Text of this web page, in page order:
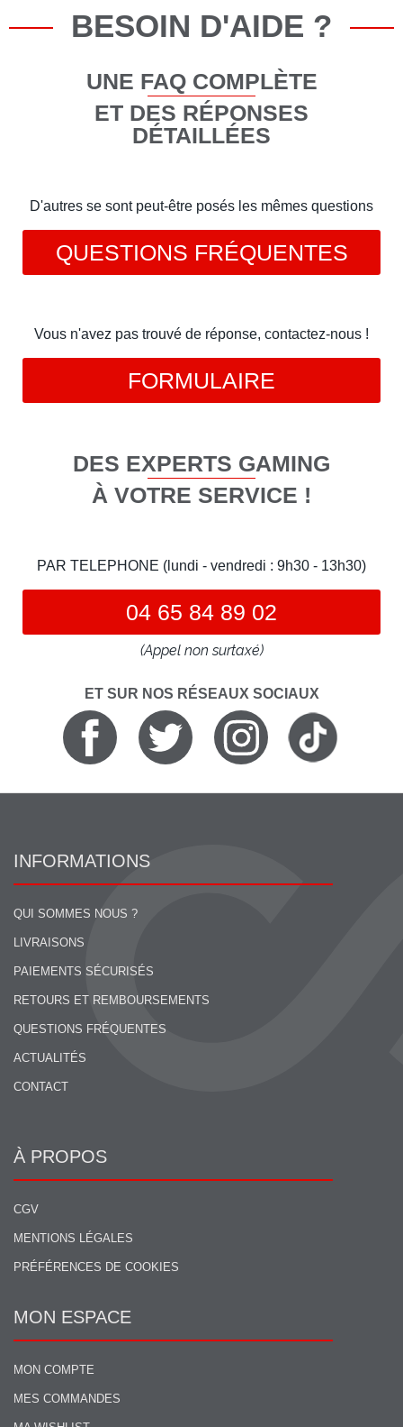
BESOIN D'AIDE ?
UNE FAQ COMPLÈTE
ET DES RÉPONSES
DÉTAILLÉES
D'autres se sont peut-être posés les mêmes questions
QUESTIONS FRÉQUENTES
Vous n'avez pas trouvé de réponse, contactez-nous !
FORMULAIRE
DES EXPERTS GAMING
À VOTRE SERVICE !
PAR TELEPHONE (lundi - vendredi : 9h30 - 13h30)
04 65 84 89 02
(Appel non surtaxé)
ET SUR NOS RÉSEAUX SOCIAUX
INFORMATIONS
QUI SOMMES NOUS ?
LIVRAISONS
PAIEMENTS SÉCURISÉS
RETOURS ET REMBOURSEMENTS
QUESTIONS FRÉQUENTES
ACTUALITÉS
CONTACT
À PROPOS
CGV
MENTIONS LÉGALES
PRÉFÉRENCES DE COOKIES
MON ESPACE
MON COMPTE
MES COMMANDES